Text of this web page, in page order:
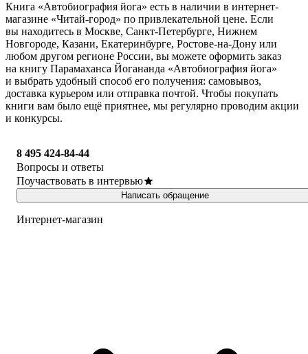
Книга «Автобиография йога» есть в наличии в интернет-
магазине «Читай-город» по привлекательной цене. Если
вы находитесь в Москве, Санкт-Петербурге, Нижнем
Новгороде, Казани, Екатеринбурге, Ростове-на-Дону или
любом другом регионе России, вы можете оформить заказ
на книгу Парамаханса Йогананда «Автобиография йога»
и выбрать удобный способ его получения: самовывоз,
доставка курьером или отправка почтой. Чтобы покупать
книги вам было ещё приятнее, мы регулярно проводим акции
и конкурсы.
8 495 424-84-44
Вопросы и ответы
Поучаствовать в интервью
Написать обращение
Интернет-магазин